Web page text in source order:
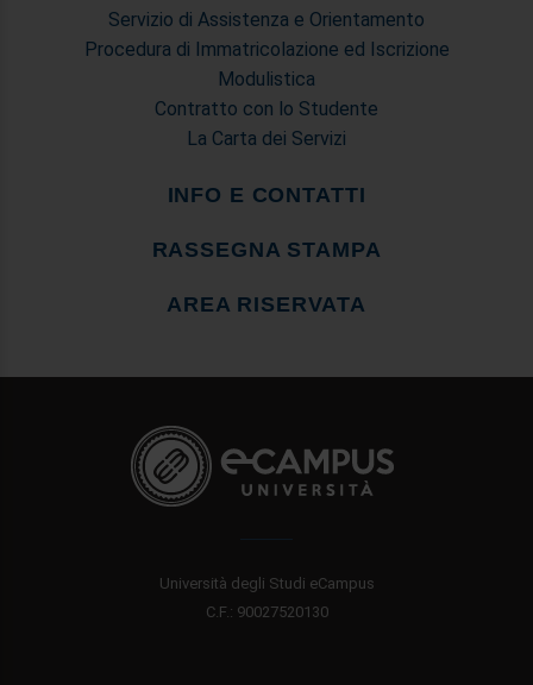
Servizio di Assistenza e Orientamento
Procedura di Immatricolazione ed Iscrizione
Modulistica
Contratto con lo Studente
La Carta dei Servizi
INFO E CONTATTI
RASSEGNA STAMPA
AREA RISERVATA
Università degli Studi eCampus
C.F.: 90027520130